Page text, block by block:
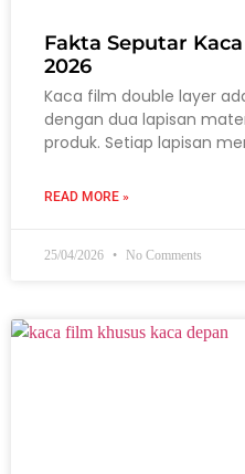
Fakta Seputar
2026
Kaca film double layer
dengan dua lapisan
produk. Setiap lapisan
READ MORE »
25/04/2026 No Comments